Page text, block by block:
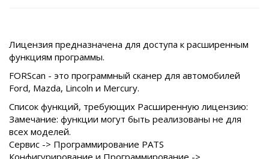
Лицензия предназначена для доступа к расширенным
функциям программы.
FORScan - это программный сканер для автомобилей
Ford, Mazda, Lincoln и Mercury.
Список функций, требующих Расширенную лицензию:
Замечание: функции могут быть реализованы не для
всех моделей.
Сервис -> Программирование PATS
Конфигурирование и Программирование ->